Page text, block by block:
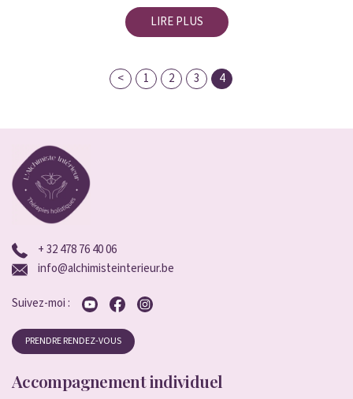
LIRE PLUS
< 1 2 3 4
+ 32 478 76 40 06
info@alchimisteinterieur.be
Suivez-moi :
PRENDRE RENDEZ-VOUS
Accompagnement individuel